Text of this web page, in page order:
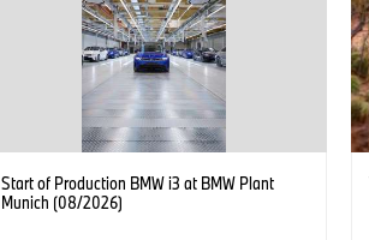
Start of Production BMW i3 at BMW Plant
Munich (08/2026)